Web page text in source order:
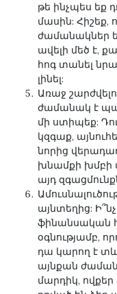
թե ինչպես եք
մասին: Հիշեք,
ժամանակներ
ավելի մեծ է,
հոգ տանել
լինել:
Առաջ
ժամանակ է
մի ստիպեք:
կզգաք,
նորից
խնամքի խմբի
այդ
այնտեղից:
ֆինանսական
օգնությամբ,
դա կարող է
այնքան
մարդիկ,